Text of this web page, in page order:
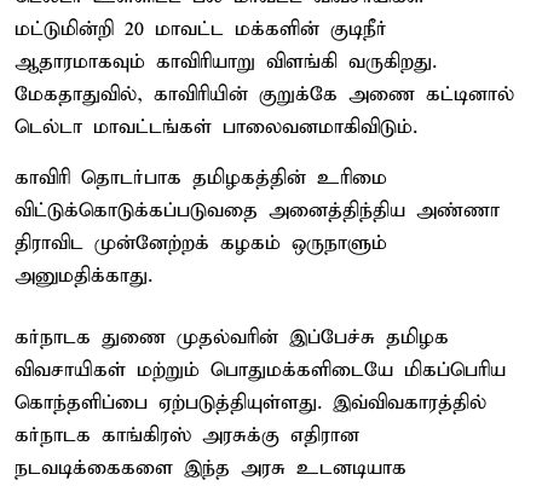
மட்டுமின்றி 20 மாவட்ட மக்களின் குடிநீர்
ஆதாரமாகவும் காவிரியாறு விளங்கி வருகிறது.
மேகதாதுவில், காவிரியின் குறுக்கே அணை கட்டினால்
டெல்டா மாவட்டங்கள் பாலைவனமாகிவிடும்.
காவிரி தொடர்பாக தமிழகத்தின் உரிமை
விட்டுக்கொடுக்கப்படுவதை அனைத்திந்திய அண்ணா
திராவிட முன்னேற்றக் கழகம் ஒருநாளும்
அனுமதிக்காது.
கர்நாடக துணை முதல்வரின் இப்பேச்சு தமிழக
விவசாயிகள் மற்றும் பொதுமக்களிடையே மிகப்பெரிய
கொந்தளிப்பை ஏற்படுத்தியுள்ளது. இவ்விவகாரத்தில்
கர்நாடக காங்கிரஸ் அரசுக்கு எதிரான
நடவடிக்கைகளை இந்த அரசு உடனடியாக